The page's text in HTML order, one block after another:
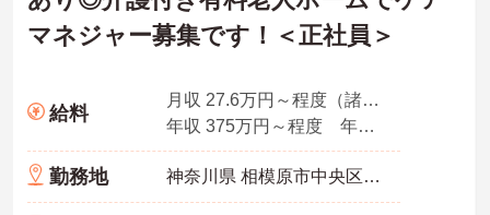
マネジャー募集です！＜正社員＞
給料
月収 27.6万円～程度（諸手当込み）
年収 375万円～程度 年2回の賞与含む
勤務地 神奈川県 相模原市中央区 東淵野辺4-17-2